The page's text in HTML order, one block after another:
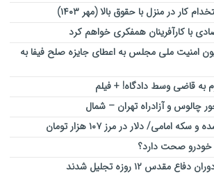
در منزل با حقوق بالا (مهر ۱۴۰۳)
با کارآفرینان همفکری خواهم کرد
امنیت ملی مجلس به اعطای جایزه صلح فیفا به
قاضی وسط دادگاه! + فیلم
چالوس و آزادراه تهران – شمال
امامی/ دلار در مرز ۱۰۷ هزار تومان
صحت دارد؟
۱۲ روزه تجلیل شدند